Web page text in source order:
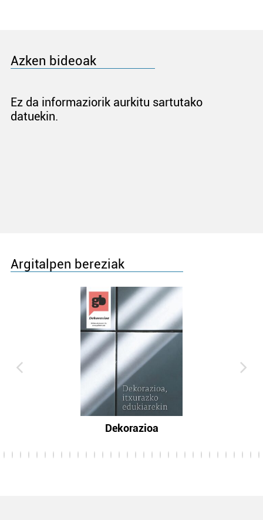
Azken bideoak
Ez da informaziorik aurkitu sartutako
datuekin.
Argitalpen bereziak
Dekorazioa